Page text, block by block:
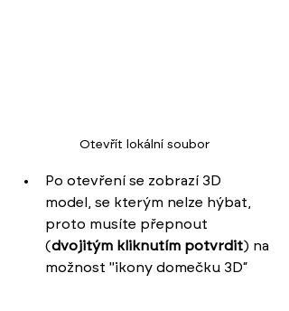
Otevřít lokální soubor
Po otevření se zobrazí 3D
model, se kterým nelze hýbat,
proto musíte přepnout
(dvojitým kliknutím potvrdit) na
možnost "ikony domečku 3D“